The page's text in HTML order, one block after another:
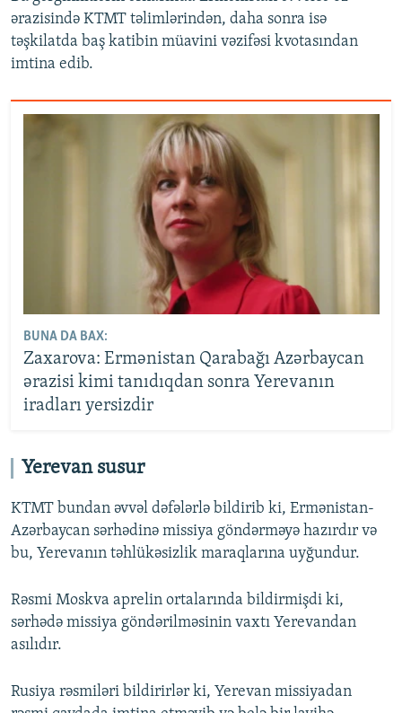
ərazisində KTMT təlimlərindən, daha sonra isə
təşkilatda baş katibin müavini vəzifəsi kvotasından
imtina edib.
BUNA DA BAX:
Zaxarova: Ermənistan Qarabağı Azərbaycan
ərazisi kimi tanıdıqdan sonra Yerevanın
iradları yersizdir
Yerevan susur
KTMT bundan əvvəl dəfələrlə bildirib ki, Ermənistan-
Azərbaycan sərhədinə missiya göndərməyə hazırdır və
bu, Yerevanın təhlükəsizlik maraqlarına uyğundur.
Rəsmi Moskva aprelin ortalarında bildirmişdi ki,
sərhədə missiya göndərilməsinin vaxtı Yerevandan
asılıdır.
Rusiya rəsmiləri bildirirlər ki, Yerevan missiyadan